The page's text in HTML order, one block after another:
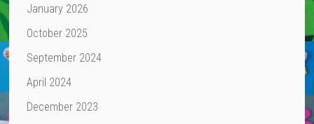
January 2026
October 2025
September 2024
April 2024
December 2023